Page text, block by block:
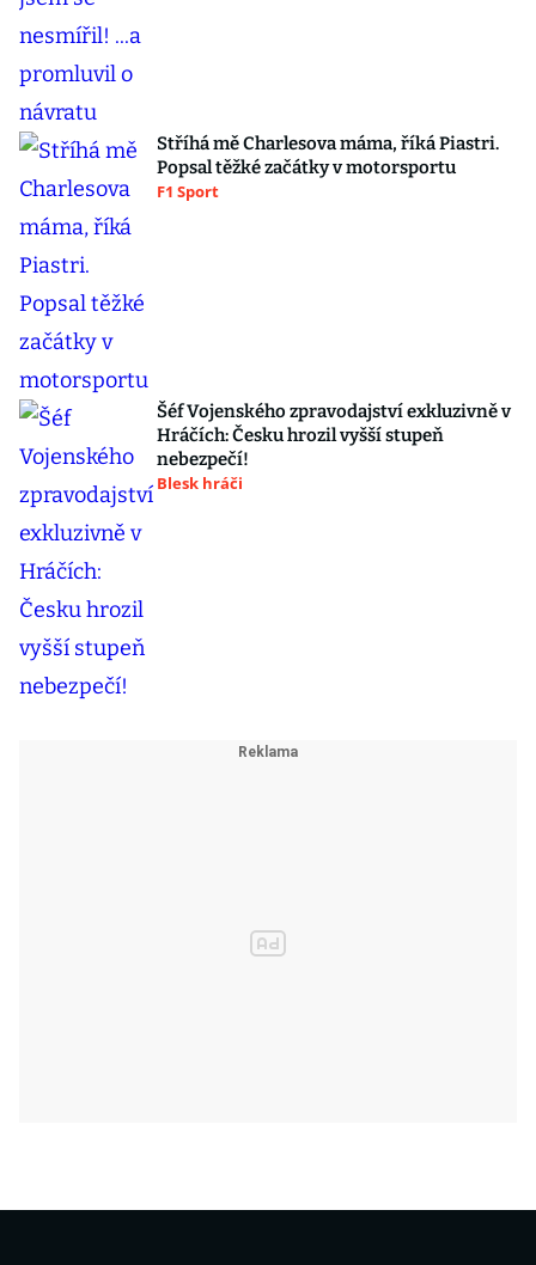
Stříhá mě Charlesova máma, říká Piastri.
Popsal těžké začátky v motorsportu
F1 Sport
Šéf Vojenského zpravodajství exkluzivně v
Hráčích: Česku hrozil vyšší stupeň
nebezpečí!
Blesk hráči